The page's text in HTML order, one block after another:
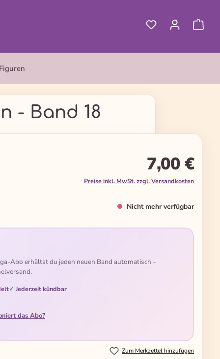
- Band 18
7,00 €
Preise inkl. MwSt. zzgl. Versandkosten
Nicht mehr verfügbar
Abo erhältst du jeden neuen Band automatisch –
Jederzeit kündbar
das Abo?
Zum Merkzettel hinzufügen